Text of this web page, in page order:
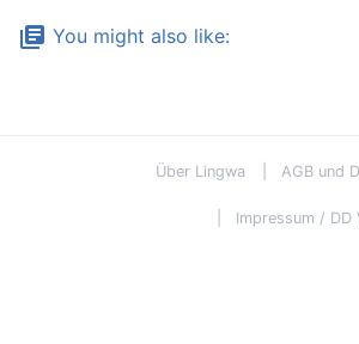
library_books You might also like:
Über Lingwa AGB und
Impressum / DD